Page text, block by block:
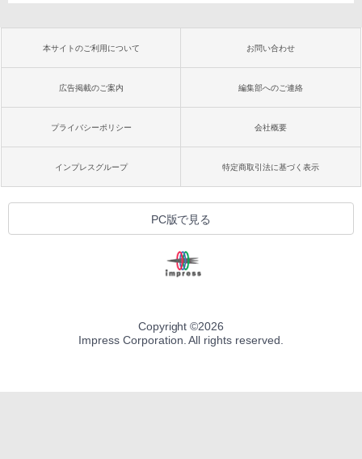
本サイトのご利用について お問い合わせ
広告掲載のご案内 編集部へのご連絡
プライバシーポリシー 会社概要
インプレスグループ 特定商取引法に基づく表示
PC版で見る
Copyright ©2026
Impress Corporation. All rights reserved.